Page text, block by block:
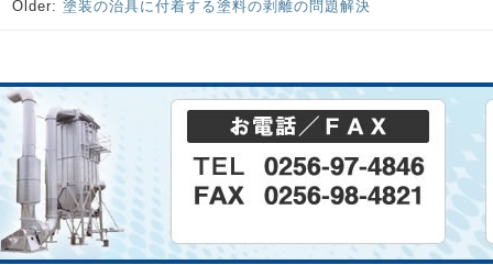
Older: 塗装の治具に付着する塗料の剥離の問題解決